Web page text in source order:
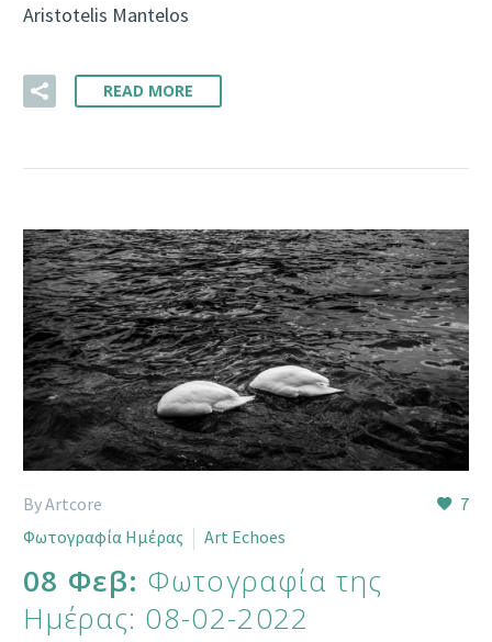
Aristotelis Mantelos
READ MORE
7
By Artcore
Φωτογραφία Ημέρας
Art Echoes
08 Φεβ: Φωτογραφία της
Ημέρας: 08-02-2022